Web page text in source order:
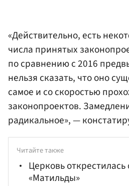
«Действительно, есть
числа принятых
по сравнению с 2016
нельзя сказать, что оно
самое и со скоростью
законопроектов.
радикальное», —
Читайте также
Церковь открестилась
«Матильды»